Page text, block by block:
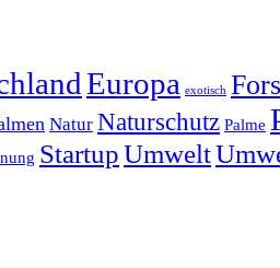
Europa exotisch
Natur Naturschutz Palme
StartupUmwelt